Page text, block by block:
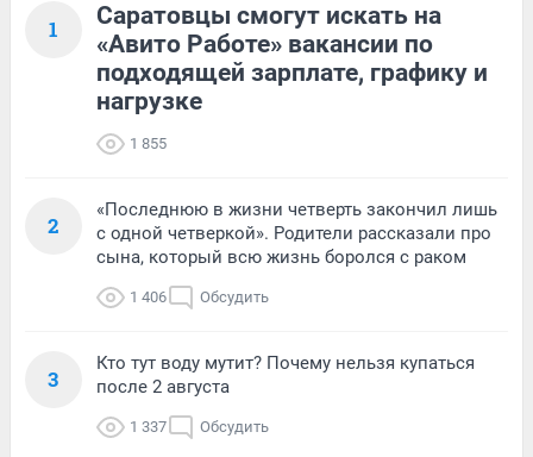
1
Саратовцы смогут искать на
«Авито Работе» вакансии по
подходящей зарплате, графику и
нагрузке
1 855
2
«Последнюю в жизни четверть закончил лишь
с одной четверкой». Родители рассказали про
сына, который всю жизнь боролся с раком
1 406 Обсудить
3
Кто тут воду мутит? Почему нельзя купаться
после 2 августа
1 337 Обсудить